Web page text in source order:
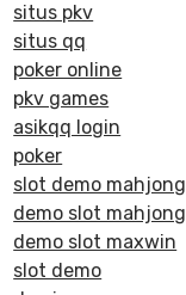
situs pkv
situs qq
poker online
pkv games
asikqq login
poker
slot demo mahjong
demo slot mahjong
demo slot maxwin
slot demo